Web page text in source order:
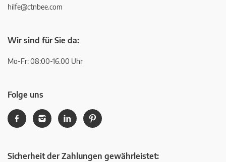
hilfe@ctnbee.com
Wir sind für Sie da:
Mo-Fr: 08:00-16.00 Uhr
Folge uns
Sicherheit der Zahlungen gewährleistet: